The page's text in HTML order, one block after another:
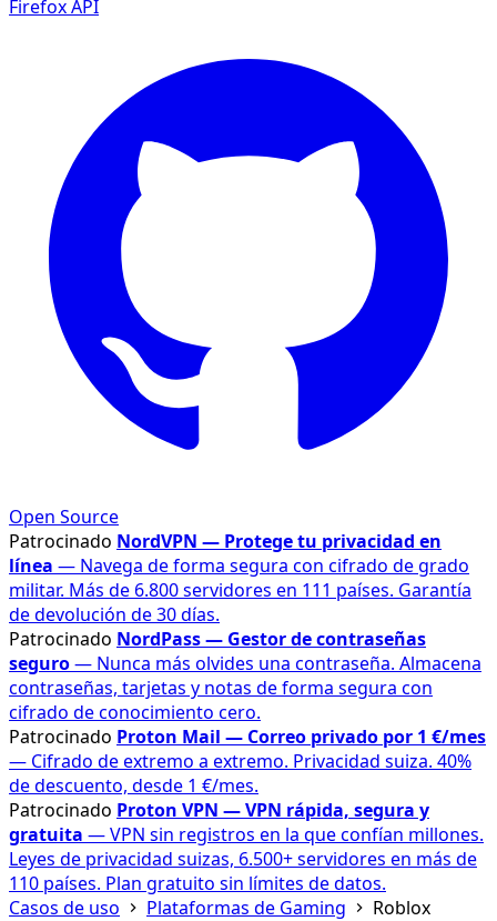
FirefoxAPI
Open Source
Patrocinado NordVPN — Protege tu privacidad en
línea — Navega de forma segura con cifrado de grado
militar. Más de 6.800 servidores en 111 países. Garantía
de devolución de 30 días.
Patrocinado NordPass — Gestor de contraseñas
seguro— Nunca más olvides una contraseña. Almacena
contraseñas, tarjetas y notas de forma segura con
cifrado de conocimiento cero.
Patrocinado Proton Mail — Correo privado por 1 €/mes
— Cifrado de extremo a extremo. Privacidad suiza. 40%
de descuento, desde 1 €/mes.
Patrocinado Proton VPN — VPN rápida, segura y
gratuita — VPN sin registros en la que confían millones.
Leyes de privacidad suizas, 6.500+ servidores en más de
110 países. Plan gratuito sin límites de datos.
Casos de uso
Plataformas de Gaming Roblox